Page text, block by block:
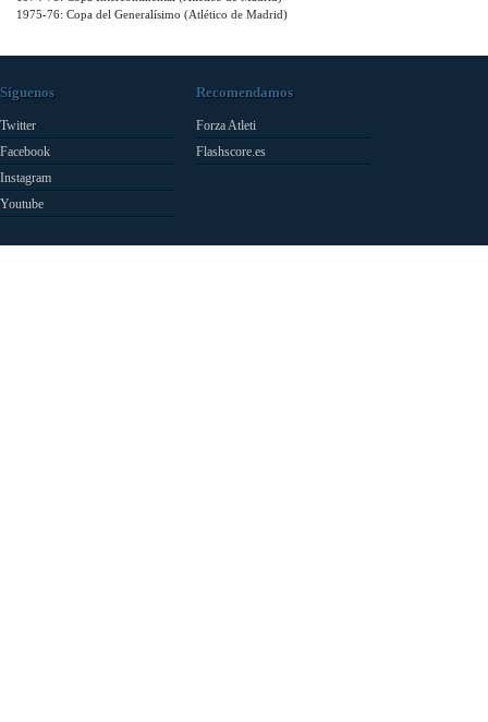
1975-76: Copa del Generalísimo (Atlético de Madrid)
Síguenos
Twitter
Facebook
Instagram
Youtube
Recomendamos
Forza Atleti
Flashscore.es